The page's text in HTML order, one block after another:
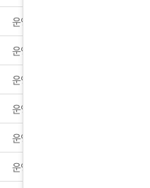
운영자
운영자
운영자
운영자
운영자
운영자